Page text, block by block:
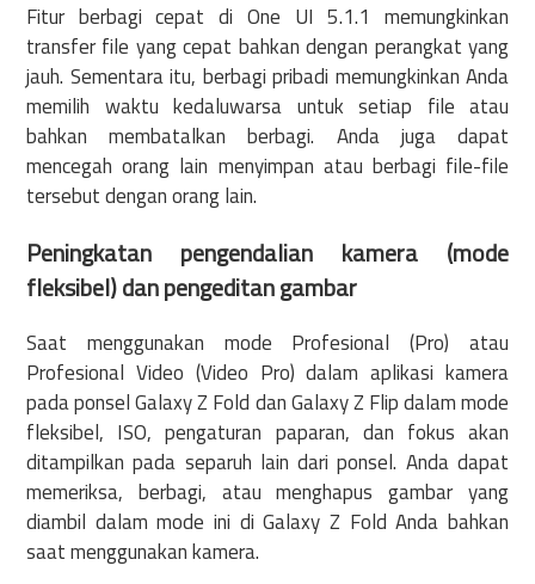
Fitur berbagi cepat di One UI 5.1.1 memungkinkan
transfer file yang cepat bahkan dengan perangkat yang
jauh. Sementara itu, berbagi pribadi memungkinkan Anda
memilih waktu kedaluwarsa untuk setiap file atau
bahkan membatalkan berbagi. Anda juga dapat
mencegah orang lain menyimpan atau berbagi file-file
tersebut dengan orang lain.
Peningkatan pengendalian kamera (mode
fleksibel) dan pengeditan gambar
Saat menggunakan mode Profesional (Pro) atau
Profesional Video (Video Pro) dalam aplikasi kamera
pada ponsel Galaxy Z Fold dan Galaxy Z Flip dalam mode
fleksibel, ISO, pengaturan paparan, dan fokus akan
ditampilkan pada separuh lain dari ponsel. Anda dapat
memeriksa, berbagi, atau menghapus gambar yang
diambil dalam mode ini di Galaxy Z Fold Anda bahkan
saat menggunakan kamera.